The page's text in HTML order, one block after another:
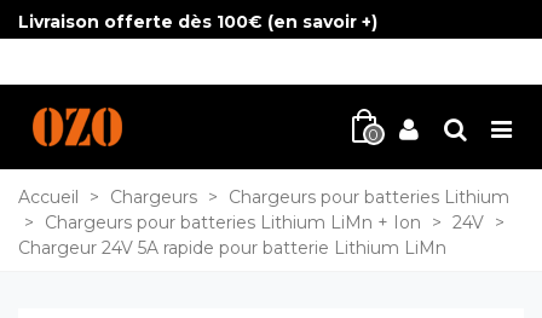
Livraison offerte dès 100€ (en savoir +)
0
Accueil > Chargeurs >
Chargeurs pour batteries Lithium
>
Chargeurs pour batteries Lithium LiMn + Ion > 24V >
Chargeur 24V 5A rapide pour batterie Lithium LiMn